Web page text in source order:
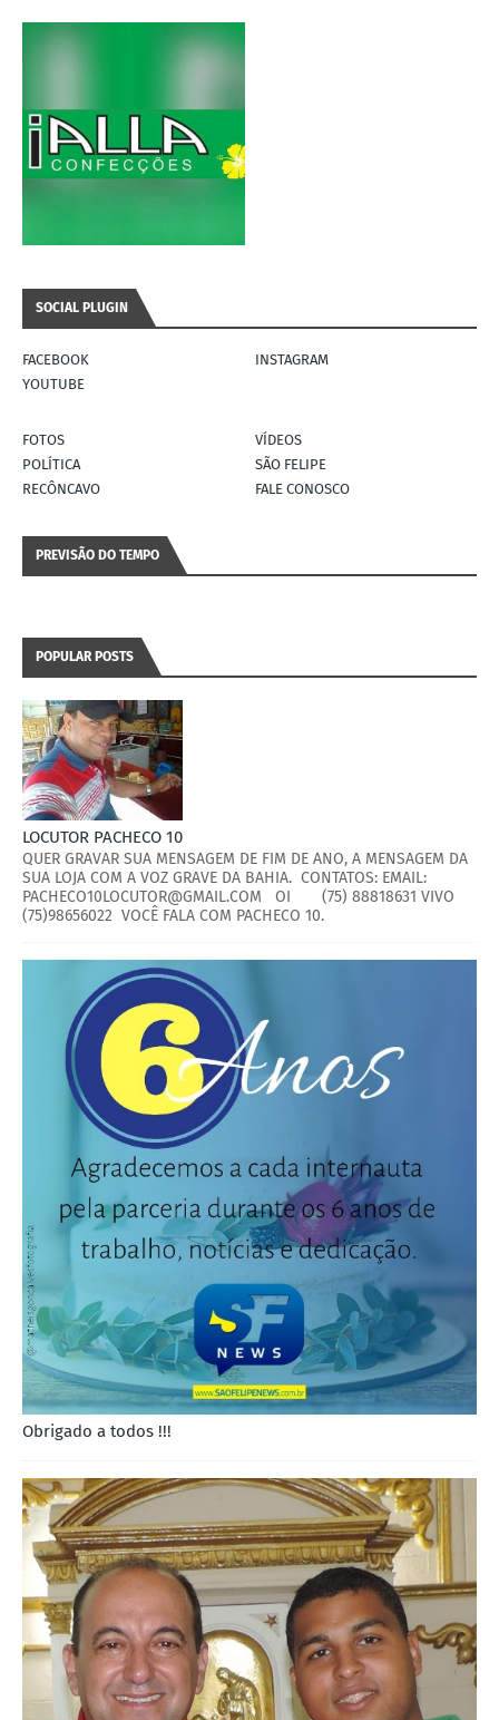
SOCIAL PLUGIN
FACEBOOK
INSTAGRAM
YOUTUBE
FOTOS
VÍDEOS
POLÍTICA
SÃO FELIPE
RECÔNCAVO
FALE CONOSCO
PREVISÃO DO TEMPO
POPULAR POSTS
LOCUTOR PACHECO 10
QUER GRAVAR SUA MENSAGEM DE FIM DE ANO, A MENSAGEM DA
SUA LOJA COM A VOZ GRAVE DA BAHIA. CONTATOS: EMAIL:
PACHECO10LOCUTOR@GMAIL.COM OI (75) 88818631 VIVO
(75)98656022 VOCÊ FALA COM PACHECO 10.
Obrigado a todos !!!